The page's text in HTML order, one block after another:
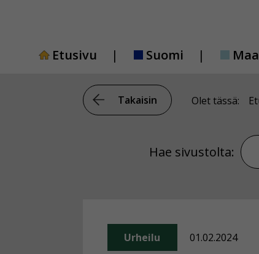
Etusivu
Suomi
Takaisin Olet tässä:
Hae sivustolta:
Urheilu 01.02.2024